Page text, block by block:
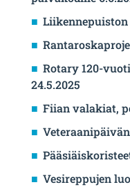
Liikennepuiston
Rotary 120-
24.5.2025
Fiian valakiat,
Vesireppujen